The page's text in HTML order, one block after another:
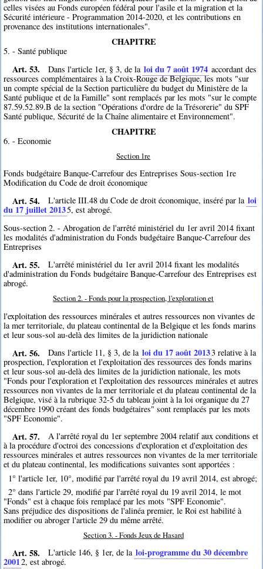
celles visées au Fonds européen fédéral pour l'asile et la migration et la
Sécurité intérieure - Programmation 2014-2020, et les contributions en
provenance des institutions internationales".
CHAPITRE
5. - Santé publique
Art. 53. Dans l'article 1er, § 3, de la loi du 7 août 1974 accordant des
ressources complémentaires à la Croix-Rouge de Belgique, les mots "sur
un compte spécial de la Section particulière du budget du Ministère de la
Santé publique et de la Famille" sont remplacés par les mots "sur le compte
87.59.52.89.B de la section "Opérations d'ordre de la Trésorerie" du SPF
Santé publique, Sécurité de la Chaîne alimentaire et Environnement".
CHAPITRE
6. - Economie
Section 1re
Fonds budgétaire Banque-Carrefour des Entreprises Sous-section 1re
Modification du Code de droit économique
Art. 54. L'article III.48 du Code de droit économique, inséré par la loi
du 17 juillet 20135, est abrogé.
Sous-section 2. - Abrogation de l'arrêté ministériel du 1er avril 2014 fixant
les modalités d'administration du Fonds budgétaire Banque-Carrefour des
Entreprises
Art. 55.
L'arrêté ministériel du 1er avril 2014 fixant les modalités
d'administration du Fonds budgétaire Banque-Carrefour des Entreprises est
abrogé.
Section 2. - Fonds pour la prospection, l'exploration et
l'exploitation des ressources minérales et autres ressources non vivantes de
la mer territoriale, du plateau continental de la Belgique et les fonds marins
et leur sous-sol au-delà des limites de la juridiction nationale
Art. 56. Dans l'article 11, § 3, de la loi du 17 août 20133 relative à la
prospection, l'exploration et l'exploitation des ressources des fonds marins
et leur sous-sol au-delà des limites de la juridiction nationale, les mots
"Fonds pour l'exploration et l'exploitation des ressources minérales et autres
ressources non vivantes de la mer territoriale et du plateau continental de la
Belgique, visé à la rubrique 32-5 du tableau joint à la loi organique du 27
décembre 1990 créant des fonds budgétaires" sont remplacés par les mots
"SPF Economie".
Art. 57.
A l'arrêté royal du 1er septembre 2004 relatif aux conditions et
à la procédure d'octroi des concessions d'exploration et d'exploitation des
ressources minérales et autres ressources non vivantes de la mer territoriale
et du plateau continental, les modifications suivantes sont apportées :
1° l'article 1er, 10°, modifié par l'arrêté royal du 19 avril 2014, est abrogé;
2° dans l'article 29, modifié par l'arrêté royal du 19 avril 2014, le mot
"Fonds" est à chaque fois remplacé par les mots "SPF Economie".
Sans préjudice des dispositions de l'alinéa premier, le Roi est habilité à
modifier ou abroger l'article 29 du même arrêté.
Section 3. - Fonds Jeux de Hasard
Art. 58. L'article 146, § 1er, de la loi-programme du 30 décembre
20012, est abrogé.